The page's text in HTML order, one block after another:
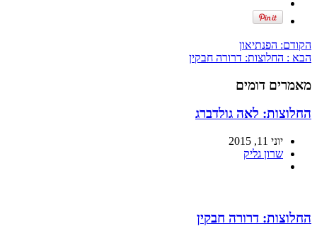
הקודם: הפנתיאון
הבא : החלוצות: דרורה חבקין
מאמרים דומים
החלוצות: לאה גולדברג
יוני 11, 2015
שרון גליק
החלוצות: דרורה חבקין